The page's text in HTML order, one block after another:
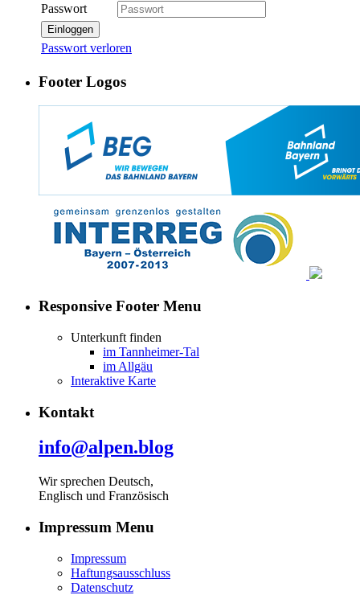
Passwort
Einloggen
Passwort verloren
Footer Logos
Responsive Footer Menu
Unterkunft finden
im Tannheimer-Tal
im Allgäu
Interaktive Karte
Kontakt
info@alpen.blog
Wir sprechen Deutsch,
Englisch und Französisch
Impressum Menu
Impressum
Haftungsausschluss
Datenschutz